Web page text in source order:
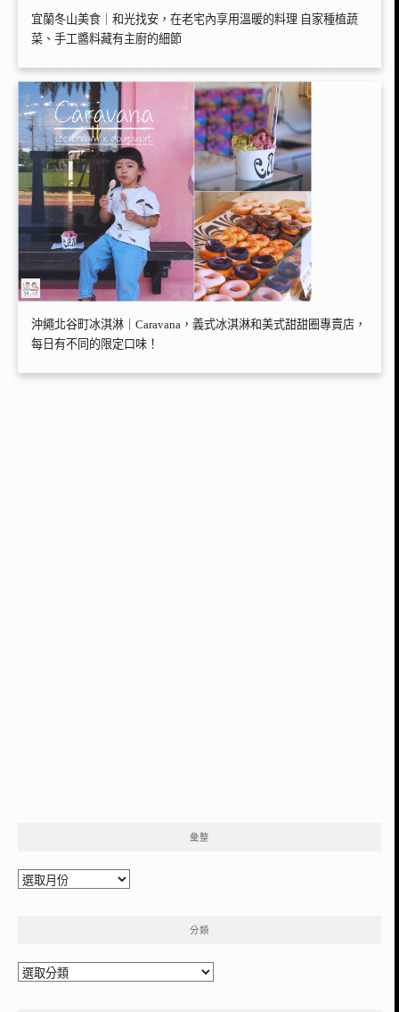
宜蘭冬山美食｜和光找安，在老宅內享用溫暖的料理 自家種植蔬
菜、手工醬料藏有主廚的細節
沖繩北谷町冰淇淋｜Caravana，義式冰淇淋和美式甜甜圈專賣店，
每日有不同的限定口味！
彙整
彙
分類
分